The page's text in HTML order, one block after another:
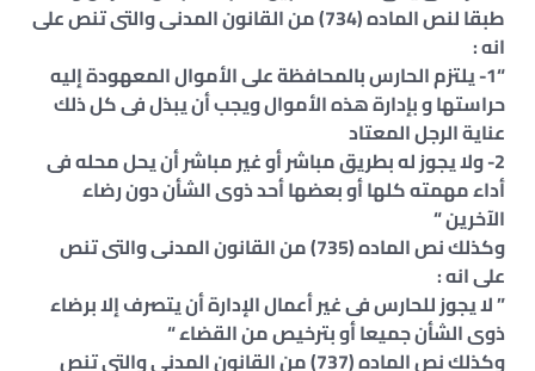
طبقا لنص الماده (734) من القانون المدنى والتى تنص على
انه :
“1- يلتزم الحارس بالمحافظة على الأموال المعهودة إليه
حراستها و بإدارة هذه الأموال ويجب أن يبذل فى كل ذلك
عناية الرجل المعتاد
2- ولا يجوز له بطريق مباشر أو غير مباشر أن يحل محله فى
أداء مهمته كلها أو بعضها أحد ذوى الشأن دون رضاء
الآخرين “
وكذلك نص الماده (735) من القانون المدنى والتى تنص
على انه :
” لا يجوز للحارس فى غير أعمال الإدارة أن يتصرف إلا برضاء
ذوى الشأن جميعا أو بترخيص من القضاء “
وكذلك نص الماده (737) من القانون المدنى والتى تنص